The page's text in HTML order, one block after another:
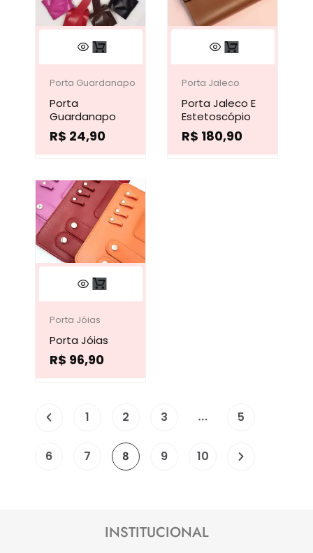
na
página
do
produto
na
página
do
produto
Este
produto
tem
variantes.
podem
ser
escolhidas
na
página
do
produto
Porta Guardanapo
Porta
Guardanapo
R$ 24,90
Este
produto
tem
várias
variantes.
As
Porta Jaleco
Porta Jaleco E
Estetoscópio
R$ 180,90
Este
produto
tem
várias
variantes.
ser
escolhidas
Porta Jóias
Porta Jóias
R$ 96,90
1 2 3 … 5
6 7 8 9 10
INSTITUCIONAL